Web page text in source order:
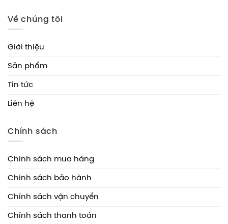
Về chúng tôi
Giới thiệu
Sản phẩm
Tin tức
Liên hệ
Chính sách
Chính sách mua hàng
Chính sách bảo hành
Chính sách vận chuyển
Chính sách thanh toán